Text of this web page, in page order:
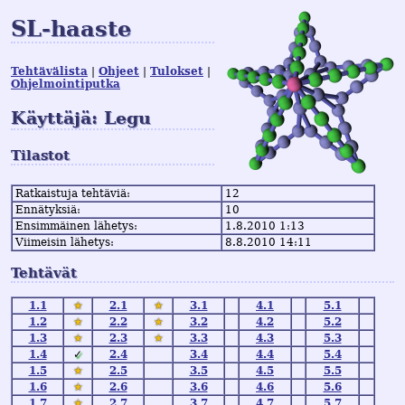
SL-haaste
Tehtävälista Ohjeet
Tulokset
Ohjelmointiputka
Käyttäjä: Legu
Tilastot
Ratkaistuja tehtäviä:
12
Ennätyksiä:
10
Ensimmäinen lähetys:
1.8.2010 1:13
Viimeisin lähetys:
8.8.2010 14:11
Tehtävät
1.1 ★ 2.1 ★ 3.1 4.1
5.1
1.2
★ 2.2 ★ 3.2 4.2
5.2
1.3
★ 2.3 ★ 3.3 4.3
5.3
1.4
✓ 2.4 3.4 4.4
5.4
1.5
★ 2.5 3.5 4.5
5.5
1.6
★ 2.6 3.6 4.6
5.6